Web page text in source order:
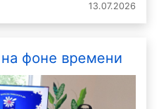
13.07.2026
фоне времени